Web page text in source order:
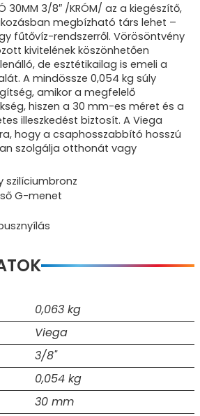
30MM 3/8″ /KRÓM/ az a kiegészítő,
megbízható társ lehet –
fűtővíz-rendszerről. Vörösöntvény
kivitelének köszönhetően
de esztétikailag is emeli a
A mindössze 0,054 kg súly
amikor a megfelelő
hiszen a 30 mm-es méret és a
illeszkedést biztosít. A Viega
hogy a csaphosszabbító hosszú
szolgálja otthonát vagy
szilíciumbronz
G-menet
0,063 kg
Viega
3/8"
0,054 kg
30 mm